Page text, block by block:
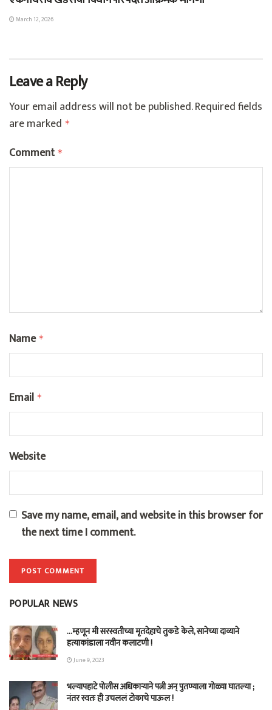
March 12, 2026
Leave a Reply
Your email address will not be published.Required fields
are marked *
Comment *
Name *
Email *
Website
Save my name, email, and website in this browser for
the next time I comment.
POPULAR NEWS
…म्हणून मी सरस्वतीच्या मृतदेहाचे तुकडे केले, सानेच्या दाव्याने
हत्याकांडाला नवीन कलाटणी !
June 9, 2023
भल्यापहाटे पोलीस अधिकाऱ्याने पत्नी अन् पुतण्याला गोळ्या घातल्या ;
नंतर स्वतः ही उचललं टोकाचे पाऊल !